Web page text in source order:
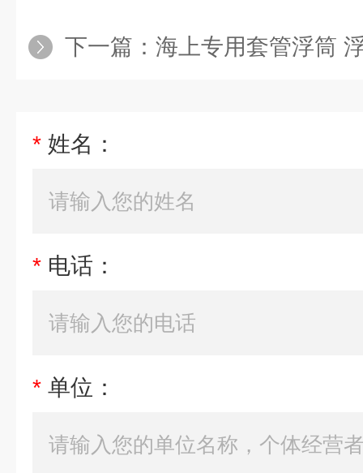
下一篇： 海上专用套管浮筒
* 姓名：
* 电话：
* 单位：